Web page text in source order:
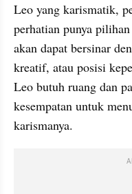
Leo yang karismatik,
perhatian punya
akan dapat bersinar
kreatif, atau posisi
Leo butuh ruang dan
kesempatan untuk
karismanya.